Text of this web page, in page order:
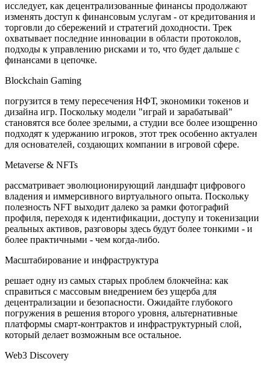
исследует, как децентрализованные финансы продолжают
изменять доступ к финансовым услугам - от кредитования и
торговли до сбережений и стратегий доходности. Трек
охватывает последние инновации в области протоколов,
подходы к управлению рисками и то, что будет дальше с
финансами в цепочке.
Blockchain Gaming
погрузится в тему пересечения НФТ, экономики токенов и
дизайна игр. Поскольку модели "играй и зарабатывай"
становятся все более зрелыми, а студии все более изощренно
подходят к удержанию игроков, этот трек особенно актуален
для основателей, создающих компании в игровой сфере.
Metaverse & NFTs
рассматривает эволюционирующий ландшафт цифрового
владения и иммерсивного виртуального опыта. Поскольку
полезность NFT выходит далеко за рамки фотографий
профиля, переходя к идентификации, доступу и токенизации
реальных активов, разговоры здесь будут более тонкими - и
более практичными - чем когда-либо.
Масштабирование и инфраструктура
решает одну из самых старых проблем блокчейна: как
справиться с массовым внедрением без ущерба для
децентрализации и безопасности. Ожидайте глубокого
погружения в решения второго уровня, альтернативные
платформы смарт-контрактов и инфраструктурный слой,
который делает возможным все остальное.
Web3 Discovery